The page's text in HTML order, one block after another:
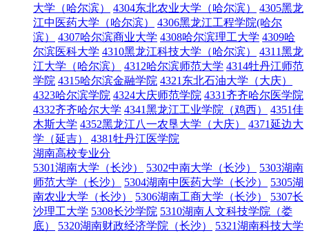
大学（哈尔滨）
4304东北农业大学（哈尔滨）
4305黑龙
江中医药大学（哈尔滨）
4306黑龙江工程学院(哈尔
滨）
4307哈尔滨商业大学 4308哈尔滨理工大学 4309哈
尔滨医科大学 4310黑龙江科技大学（哈尔滨）
4311黑龙
江大学（哈尔滨）
4312哈尔滨师范大学 4314牡丹江师范
学院 4315哈尔滨金融学院 4321东北石油大学（大庆）
4323哈尔滨学院 4324大庆师范学院 4331齐齐哈尔医学院
4332齐齐哈尔大学 4341黑龙江工业学院（鸡西）
4351佳
木斯大学 4352黑龙江八一农垦大学（大庆）
4371延边大
学（延吉）
4381牡丹江医学院
湖南高校专业分
5301湖南大学（长沙）
5302中南大学（长沙）
5303湖南
师范大学（长沙）
5304湖南中医药大学（长沙）
5305湖
南农业大学（长沙）
5306湖南工商大学（长沙）
5307长
沙理工大学 5308长沙学院 5310湖南人文科技学院（娄
底）
5320湖南财政经济学院（长沙）
5321湖南科技大学